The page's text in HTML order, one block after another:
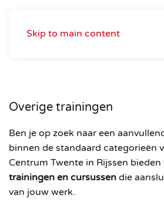
Skip to main content
Overige trainingen
Ben je op zoek naar een
binnen de standaard categorieën
Centrum Twente in Rijssen bieden
trainingen en cursussen die
van jouw werk.